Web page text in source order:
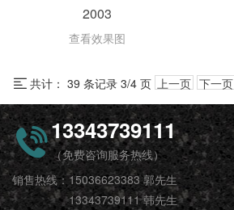
2003
查看效果图
共计： 39 条记录 3/4 页 上一页 下一页
13343739111
（免费咨询服务热线）
销售热线：15036623383 郭先生
13343739111 韩先生